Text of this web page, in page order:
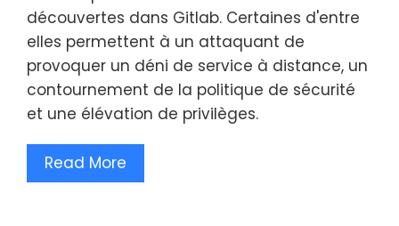
découvertes dans Gitlab. Certaines d'entre
elles permettent à un attaquant de
provoquer un déni de service à distance, un
contournement de la politique de sécurité
et une élévation de privilèges.
Read More